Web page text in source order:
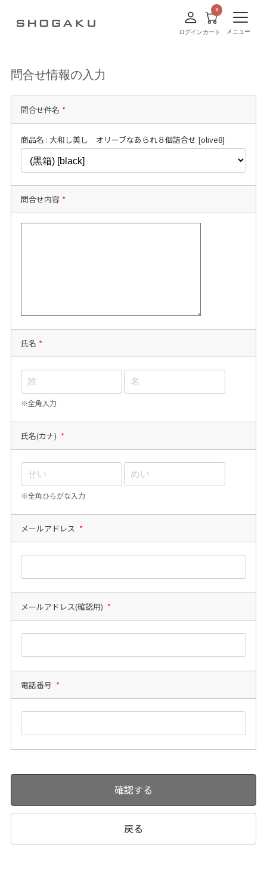
ログインカート メニュー
問合せ情報の入力
問合せ件名 *
商品名 : 大和し美し オリーブなあられ８個詰合せ [olive8]
問合せ内容 *
氏名 *
※全角入力
氏名(カナ) *
※全角ひらがな入力
メールアドレス *
メールアドレス(確認用) *
電話番号 *
確認する
戻る